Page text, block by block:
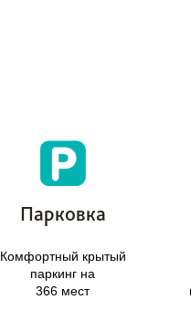
Парковка
Комфортный крытый
паркинг на
366 мест